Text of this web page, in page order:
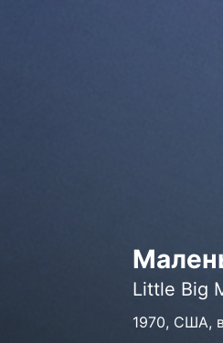
Little Big
1970, США,